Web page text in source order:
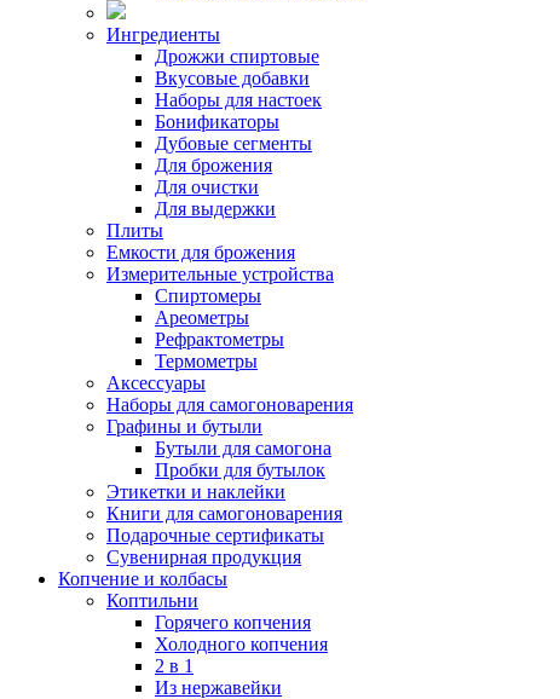
Ингредиенты
Дрожжи спиртовые
Вкусовые добавки
Наборы для настоек
Бонификаторы
Дубовые сегменты
Для брожения
Для очистки
Для выдержки
Плиты
Емкости для брожения
Измерительные устройства
Спиртомеры
Ареометры
Рефрактометры
Термометры
Аксессуары
Наборы для самогоноварения
Графины и бутыли
Бутыли для самогона
Пробки для бутылок
Этикетки и наклейки
Книги для самогоноварения
Подарочные сертификаты
Сувенирная продукция
Копчение и колбасы
Коптильни
Горячего копчения
Холодного копчения
2 в 1
Из нержавейки